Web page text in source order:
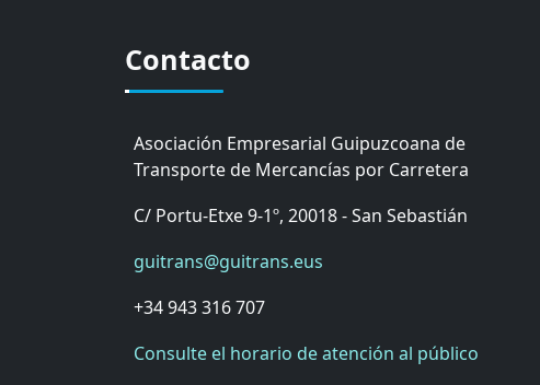
Contacto
Asociación Empresarial Guipuzcoana de
Transporte de Mercancías por Carretera
C/ Portu-Etxe 9-1º, 20018 - San Sebastián
guitrans@guitrans.eus
+34 943 316 707
Consulte el horario de atención al público